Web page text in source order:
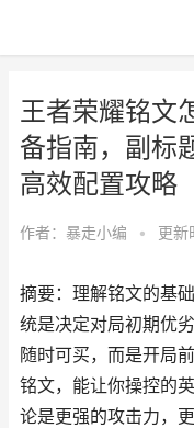
王者荣耀铭文
备指南，副标
高效配置攻略
作者： 暴走小编 • 更
摘要：理解铭文的基
统是决定对局初期优
随时可买，而是开局
铭文，能让你操控的
论是更强的攻击力，